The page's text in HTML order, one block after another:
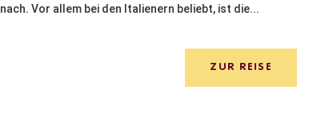
Vor allem bei den Italienern beliebt, ist die...
ZUR REISE